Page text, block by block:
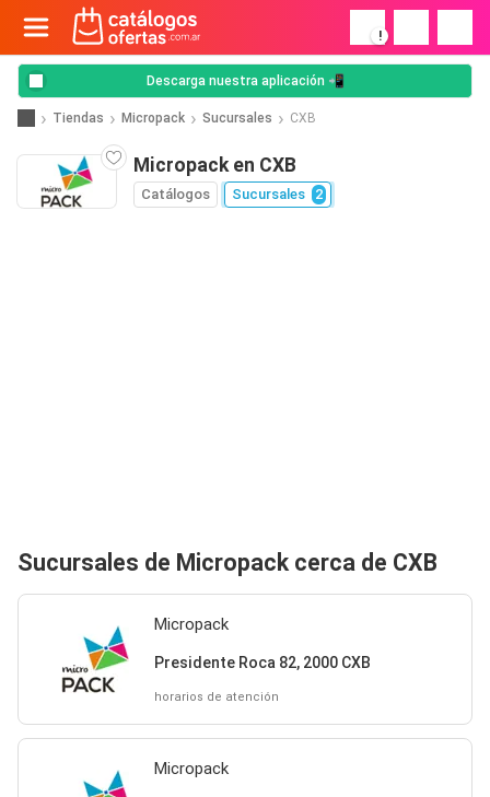
!
Descarga nuestra aplicación 📲
Tiendas Micropack Sucursales CXB
Micropack en CXB
Catálogos Sucursales 2
Sucursales de Micropack cerca de CXB
Micropack
Presidente Roca 82, 2000 CXB
horarios de atención
Micropack